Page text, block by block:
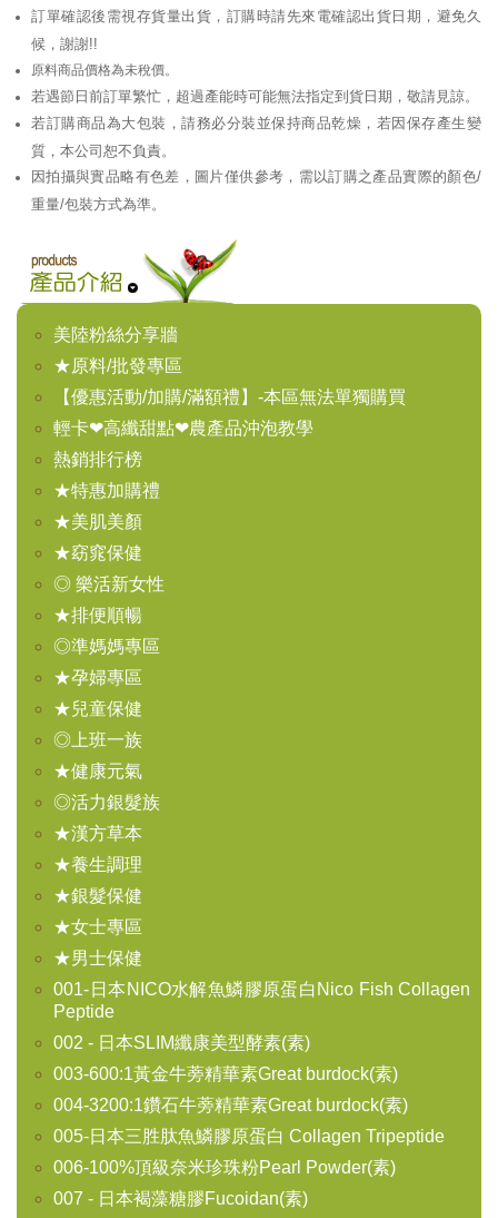
訂單確認後需視存貨量出貨，訂購時請先來電確認出貨日期，避免久
候，謝謝!!
原料商品價格為未稅價。
若遇節日前訂單繁忙，超過產能時可能無法指定到貨日期，敬請見諒。
若訂購商品為大包裝，請務必分裝並保持商品乾燥，若因保存產生變
質，本公司恕不負責。
因拍攝與實品略有色差，圖片僅供參考，需以訂購之產品實際的顏色/
重量/包裝方式為準。
美陸粉絲分享牆
★原料/批發專區
【優惠活動/加購/滿額禮】-本區無法單獨購買
輕卡❤高纖甜點❤農產品沖泡教學
熱銷排行榜
★特惠加購禮
★美肌美顏
★窈窕保健
◎ 樂活新女性
★排便順暢
◎準媽媽專區
★孕婦專區
★兒童保健
◎上班一族
★健康元氣
◎活力銀髮族
★漢方草本
★養生調理
★銀髮保健
★女士專區
★男士保健
001-日本NICO水解魚鱗膠原蛋白Nico Fish Collagen
Peptide
002 - 日本SLIM纖康美型酵素(素)
003-600:1黃金牛蒡精華素Great burdock(素)
004-3200:1鑽石牛蒡精華素Great burdock(素)
005-日本三胜肽魚鱗膠原蛋白 Collagen Tripeptide
006-100%頂級奈米珍珠粉Pearl Powder(素)
007 - 日本褐藻糖膠Fucoidan(素)